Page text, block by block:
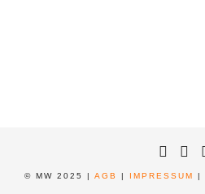
© MW 2025 | AGB | IMPRESSUM |